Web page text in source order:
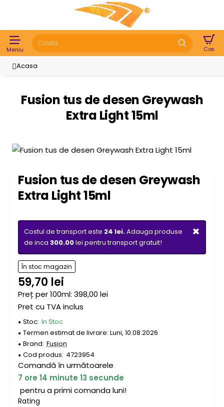
Cauta...
Fusion tus de desen Greywash
Extra Light 15ml
Fusion tus de desen Greywash
Extra Light 15ml
×
Costul de transport este 24 lei.Adauga produse
de inca 300.00lei pentru transport gratuit!
Rating
În stoc magazin
59,70 lei
Preț per 100ml: 398,00 lei
Pret cu TVA inclus
Stoc: In Stoc
Termen estimat de livrare: Luni, 10.08.2026
Brand: Fusion
Cod produs: 4723954
Comandă în următoarele
7 ore 14 minute 13 secunde
pentru a primi comanda luni!